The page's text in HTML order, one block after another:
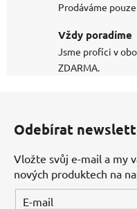
Prodáváme
Vždy poradíme
Jsme profíci v
ZDARMA.
Odebírat
Vložte svůj e-mail a my
nových produktech na
E-mail